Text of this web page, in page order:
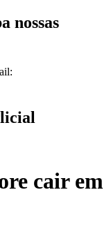
nossas
cair em